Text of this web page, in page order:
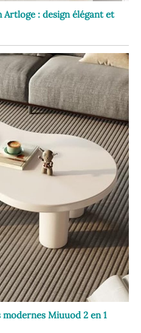
: design élégant et
modernes Miuuod 2 en 1